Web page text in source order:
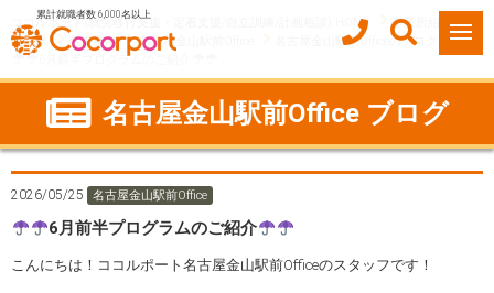
累計就職者数 6,000名以上
ココルポート(就労移行支援・定着支援/自立訓練/計画相談) HOME
事業所紹介
愛知県
名古屋市 名古屋金山駅前Office
名古屋金山駅前Officeのブログ
6月前半プログラムのご紹介
名古屋金山駅前Office ブログ
2026/05/25 名古屋金山駅前Office
6月前半プログラムのご紹介
こんにちは！ココルポート名古屋金山駅前Officeのスタッフです！